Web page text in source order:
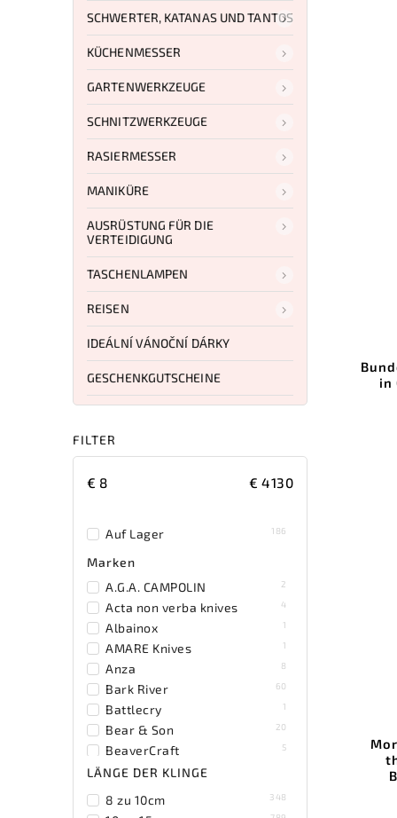
SCHWERTER, KATANAS UND TANTOS
KÜCHENMESSER
GARTENWERKZEUGE
SCHNITZWERKZEUGE
RASIERMESSER
MANIKÜRE
AUSRÜSTUNG FÜR DIE
VERTEIDIGUNG
TASCHENLAMPEN
REISEN
IDEÁLNÍ VÁNOČNÍ DÁRKY
GESCHENKGUTSCHEINE
FILTER
€ 8 € 4130
Auf Lager 186
Marken
A.G.A. CAMPOLIN
2
Acta non verba knives 4
Albainox 1
AMARE Knives 1
Anza 8
Bark River 60
Battlecry 1
Bear & Son 20
BeaverCraft 5
Becker
LÄNGE DER KLINGE
8 zu 10cm
348
in